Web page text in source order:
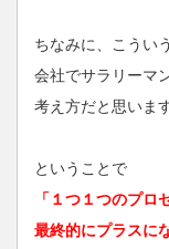
ちなみに、こうい
会社でサラリーマ
考え方だと思います
ということで
「１つ１つのプ
最終的にプラスに